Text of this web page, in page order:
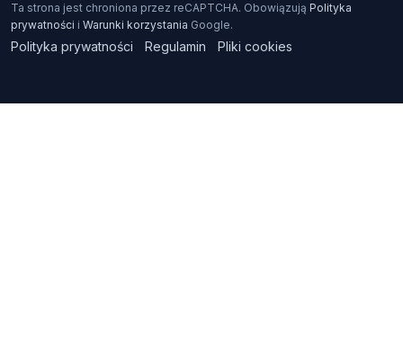
Ta strona jest chroniona przez reCAPTCHA. Obowiązują Polityka
prywatności i Warunki korzystania Google.
Polityka prywatności Regulamin Pliki cookies